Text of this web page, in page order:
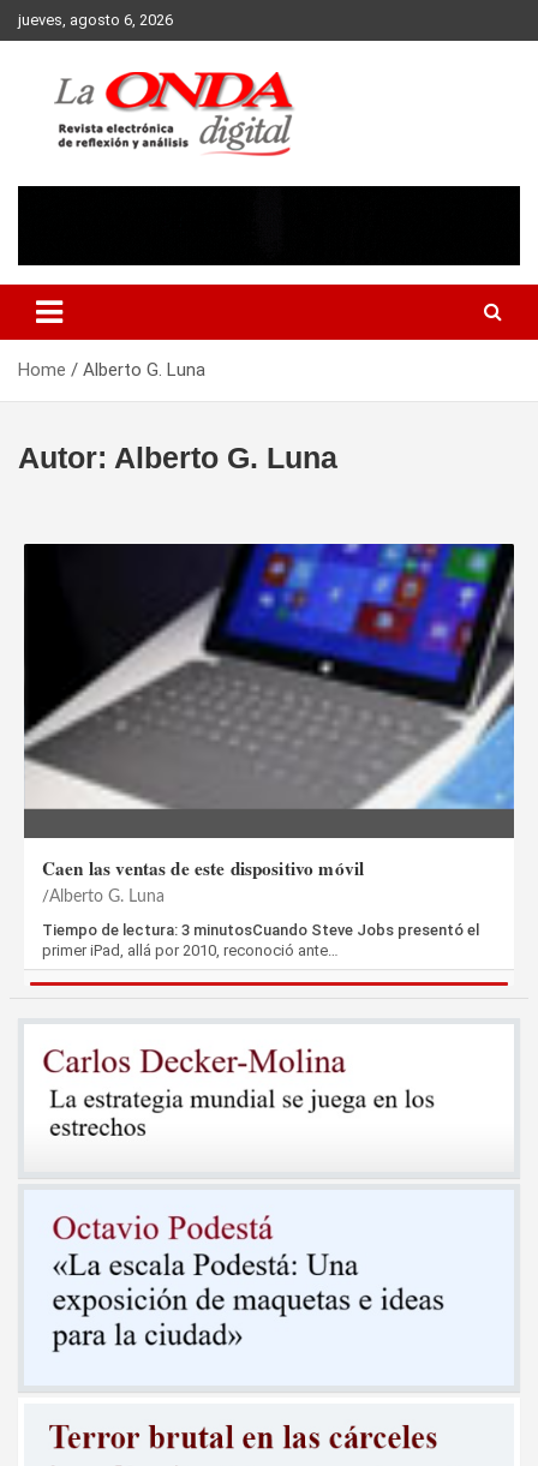
Skip
to
jueves, agosto 6, 2026
Home Alberto G. Luna
Autor: Alberto G. Luna
Caen las ventas de este dispositivo móvil
Alberto G. Luna
Tiempo de lectura: 3 minutosCuando Steve Jobs presentó el
primer iPad, allá por 2010, reconoció ante…